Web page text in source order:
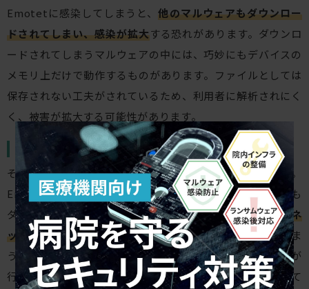
Emotetに感染してしまうと、他のマルウェアもダウンロー
ドされてしまい、感染が拡大する恐れがあります。ダウンロ
ードされてしまうマルウェアの中には、巧妙にもデバイスの
メモリ上だけで動作するものがあります。ファイルとしては
保存されない工夫がされているため、利用者に解析されにく
く、被害が拡大する可能性があります。
重要な情報の窃取
そして、重要な情報を盗み取られてしまう危険があります。
Emotetに感染してしまうと、情報を窃取するモジュールも
ダウンロードされてしまいます。そうなると、認証情報やネ
ットワーク内にある機密情報も外部へ流出し悪用されてしま
う可能性があります。Emotetに感染して情報の窃取などが
行われたあと、ダウンロードされたランサムウェアによって